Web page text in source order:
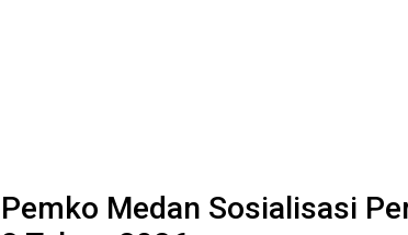
Pemko Medan Sosialisasi